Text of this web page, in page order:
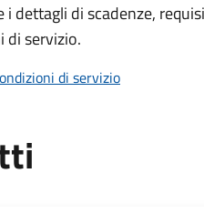
i dettagli di scadenze,
di servizio.
di servizio